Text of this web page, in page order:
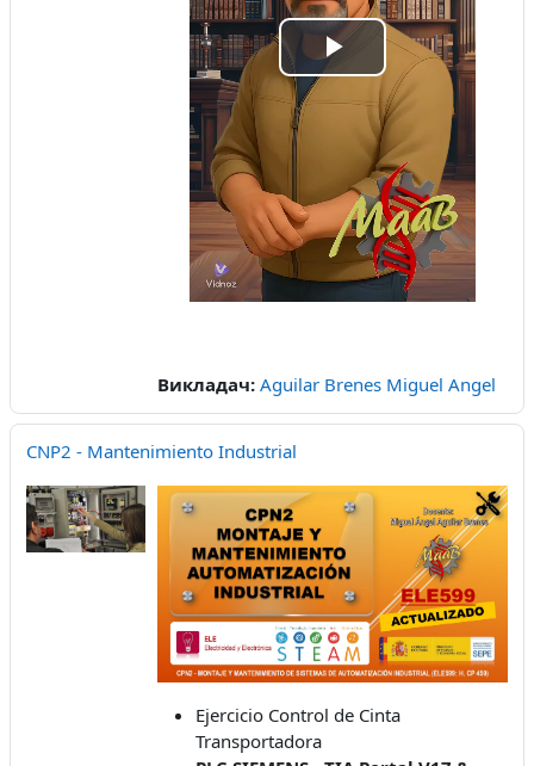
Відтворити
відео
Викладач: Aguilar Brenes Miguel Angel
CNP2 - Mantenimiento Industrial
Ejercicio Control de Cinta
Transportadora